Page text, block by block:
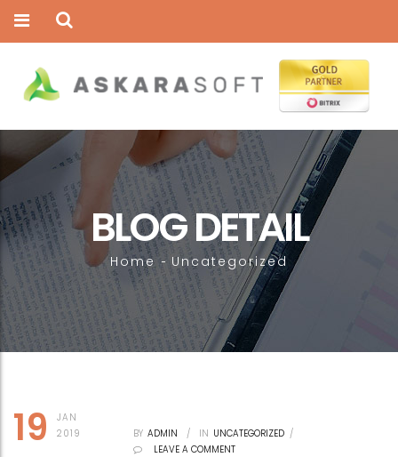
BLOG DETAIL
Home - Uncategorized
19
JAN
2019
BY ADMIN / IN UNCATEGORIZED /
LEAVE A COMMENT